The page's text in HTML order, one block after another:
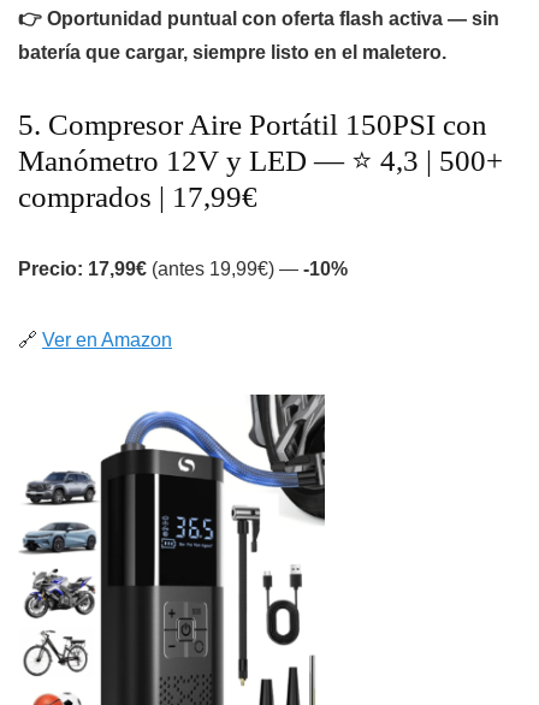
👉 Oportunidad puntual con oferta flash activa — sin
batería que cargar, siempre listo en el maletero.
5. Compresor Aire Portátil 150PSI con
Manómetro 12V y LED — ⭐ 4,3 | 500+
comprados | 17,99€
Precio: 17,99€ (antes 19,99€) — -10%
🔗 Ver en Amazon